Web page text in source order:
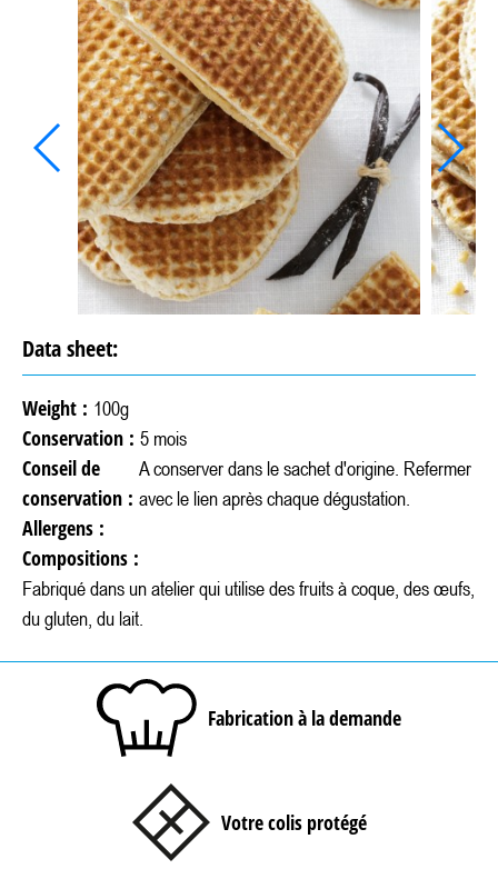
Data sheet:
Weight : 100g
Conservation : 5 mois
Conseil de
conservation :
A conserver dans le sachet d'origine. Refermer
avec le lien après chaque dégustation.
Allergens :
Compositions :
Fabriqué dans un atelier qui utilise des fruits à coque, des œufs,
du gluten, du lait.
Fabrication à la demande
Votre colis protégé